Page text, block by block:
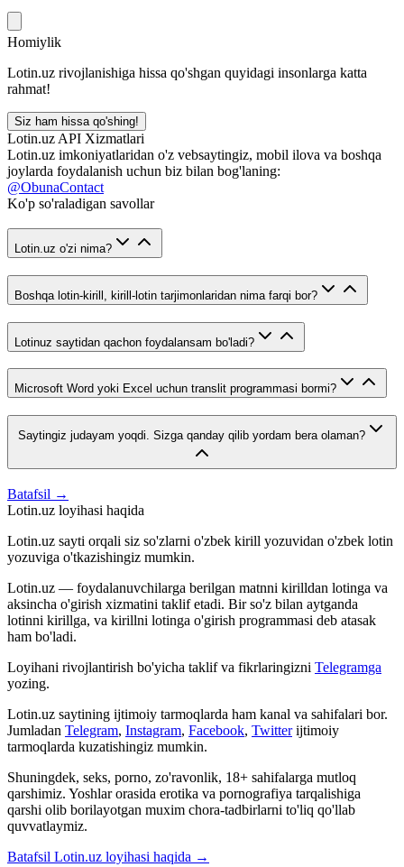
Homiylik
Lotin.uz rivojlanishiga hissa qo'shgan quyidagi insonlarga katta
rahmat!
Siz ham hissa qo'shing!
Lotin.uz API Xizmatlari
Lotin.uz imkoniyatlaridan o'z vebsaytingiz, mobil ilova va boshqa
joylarda foydalanish uchun biz bilan bog'laning:
@ObunaContact
Ko'p so'raladigan savollar
Lotin.uz o'zi nima?
Boshqa lotin-kirill, kirill-lotin tarjimonlaridan nima farqi bor?
Lotinuz saytidan qachon foydalansam bo'ladi?
Microsoft Word yoki Excel uchun translit programmasi bormi?
Saytingiz judayam yoqdi. Sizga qanday qilib yordam bera olaman?
Batafsil →
Lotin.uz loyihasi haqida
Lotin.uz sayti orqali siz so'zlarni o'zbek kirill yozuvidan o'zbek lotin
yozuviga o'tkazishingiz mumkin.
Lotin.uz — foydalanuvchilarga berilgan matnni kirilldan lotinga va
aksincha o'girish xizmatini taklif etadi. Bir so'z bilan aytganda
lotinni kirillga, va kirillni lotinga o'girish programmasi deb atasak
ham bo'ladi.
Loyihani rivojlantirish bo'yicha taklif va fikrlaringizni Telegramga
yozing.
Lotin.uz saytining ijtimoiy tarmoqlarda ham kanal va sahifalari bor.
Jumladan Telegram, Instagram, Facebook, Twitter ijtimoiy
tarmoqlarda kuzatishingiz mumkin.
Shuningdek, seks, porno, zo'ravonlik, 18+ sahifalarga mutloq
qarshimiz. Yoshlar orasida erotika va pornografiya tarqalishiga
qarshi olib borilayotgan muxim chora-tadbirlarni to'liq qo'llab
quvvatlaymiz.
Batafsil Lotin.uz loyihasi haqida →